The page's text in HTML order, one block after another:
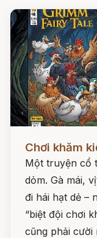
Chơi khăm
Một truyện cổ
dỏm. Gà mái,
đi hái hạt dẻ –
“biệt đội chơi
cũng phải cười